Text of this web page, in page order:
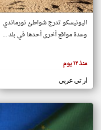
هنا عن
وجهة
كاتبيها.
اليونيسكو تدرج شواطئ نورماندي
وعدة مواقع أخرى أحدها في بلد ...
منذ ١٢ يوم
ار تي عربي